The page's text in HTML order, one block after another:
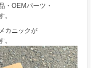
・OEMパーツ・
。
カニックが
。